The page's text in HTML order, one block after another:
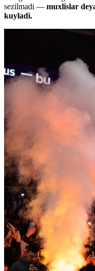
sezilmadi — muxlislar
kuyladi.